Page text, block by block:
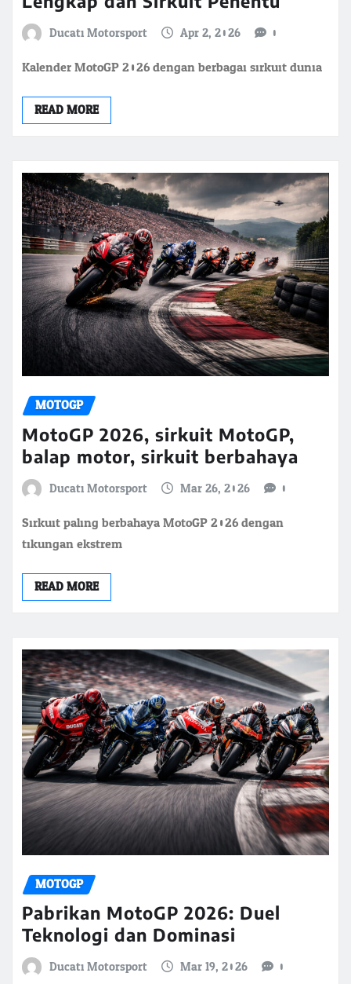
Ducati Motorsport Apr 2, 2026 0
Kalender MotoGP 2026 dengan berbagai sirkuit dunia
READ MORE
MOTOGP
MotoGP 2026, sirkuit MotoGP,
balap motor, sirkuit berbahaya
Ducati Motorsport Mar 26, 2026 0
Sirkuit paling berbahaya MotoGP 2026 dengan
tikungan ekstrem
READ MORE
MOTOGP
Pabrikan MotoGP 2026: Duel
Teknologi dan Dominasi
Ducati Motorsport Mar 19, 2026 0